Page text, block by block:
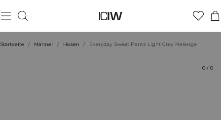
Startseite / Männer / Hosen / Everyday Sweat Pants Light Grey Melange
0 / 0